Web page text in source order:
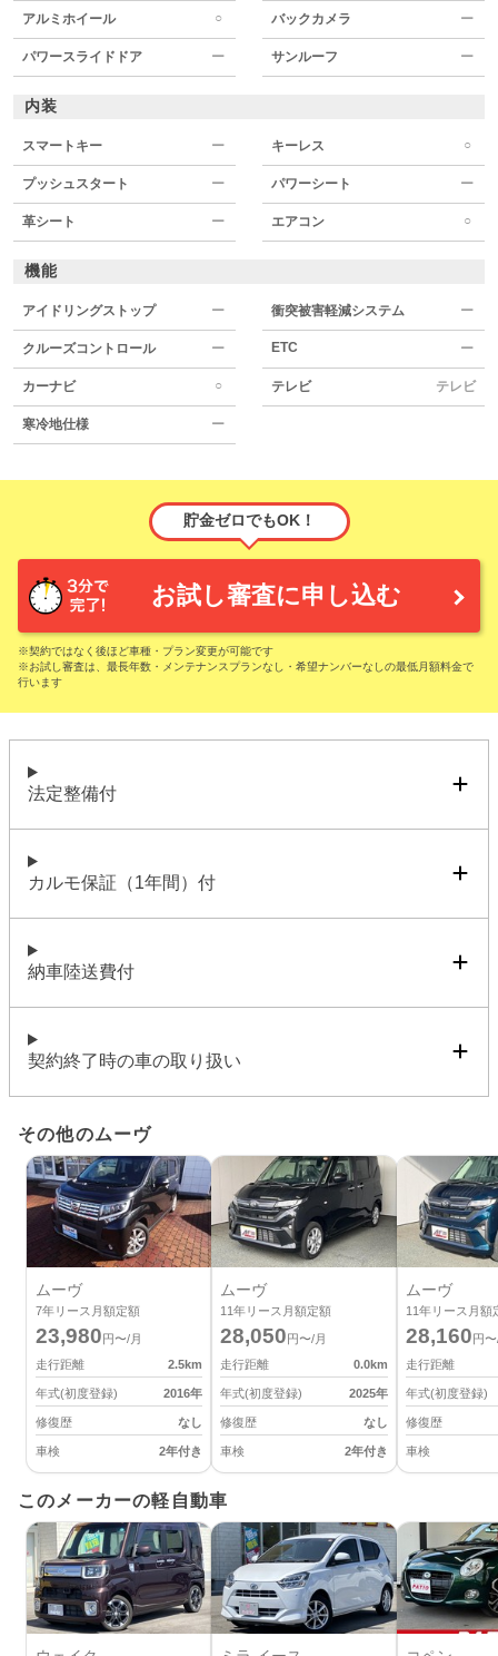
アルミホイール ○ バックカメラ ー
パワースライドドア ー サンルーフ ー
内装
スマートキー ー キーレス ○
プッシュスタート ー パワーシート ー
革シート ー エアコン ○
機能
アイドリングストップ ー 衝突被害軽減システム ー
クルーズコントロール ー ETC ー
カーナビ ○ テレビ テレビ
寒冷地仕様 ー
貯金ゼロでもOK！
お試し審査に申し込む
※契約ではなく後ほど車種・プラン変更が可能です
※お試し審査は、最長年数・メンテナンスプランなし・希望ナンバーなしの最低月額料金で
行います
法定整備付
カルモ保証（1年間）付
納車陸送費付
契約終了時の車の取り扱い
その他のムーヴ
ムーヴ
7年リース月額定額
23,980円〜/月
走行距離
2.5km
年式(初度登録) 2016年
修復歴 なし
車検 2年付き
ムーヴ
11年リース月額定額
28,050円〜/月
走行距離
0.0km
年式(初度登録) 2025年
修復歴 なし
車検 2年付き
ムーヴ
11年リース月額
28,160円
走行距離
年式(初度登録)
修復歴
車検
このメーカーの軽自動車